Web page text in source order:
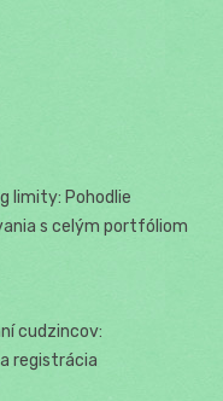
limity: Pohodlie
s celým portfóliom
cudzincov:
registrácia